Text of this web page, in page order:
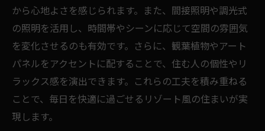
から心地よさを感じられます。また、間接照明や調光式
の照明を活用し、時間帯やシーンに応じて空間の雰囲気
を変化させるのも有効です。さらに、観葉植物やアート
パネルをアクセントに配することで、住む人の個性やリ
ラックス感を演出できます。これらの工夫を積み重ねる
ことで、毎日を快適に過ごせるリゾート風の住まいが実
現します。